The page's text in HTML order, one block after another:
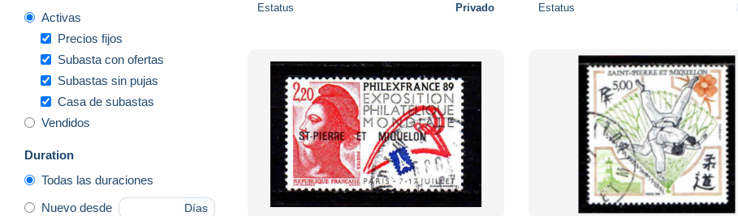
Activas
Precios fijos
Subasta con ofertas
Subastas sin pujas
Casa de subastas
Vendidos
Duration
Todas las duraciones
Nuevo desde Días
Estatus Privado Estatus